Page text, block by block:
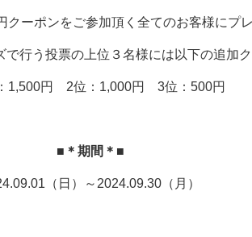
クーポンをご参加頂く全てのお客様にプレ
で行う投票の上位３名様には以下の追加ク
1,500円 2位：1,000円 3位：500円
■＊期間＊■
（日）～2024.09.30（月）